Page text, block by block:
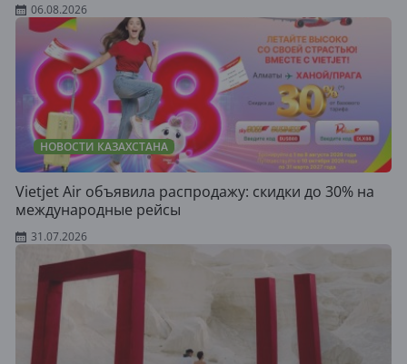
06.08.2026
НОВОСТИ КАЗАХСТАНА
Vietjet Air объявила распродажу: скидки до 30% на
международные рейсы
31.07.2026